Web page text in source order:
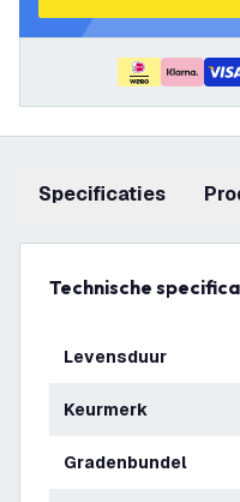
Specificaties
Technische
Levensduur
Keurmerk
Gradenbundel